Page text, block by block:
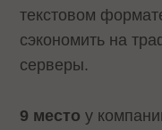
текстовом
сэкономить на
серверы.
9 место у